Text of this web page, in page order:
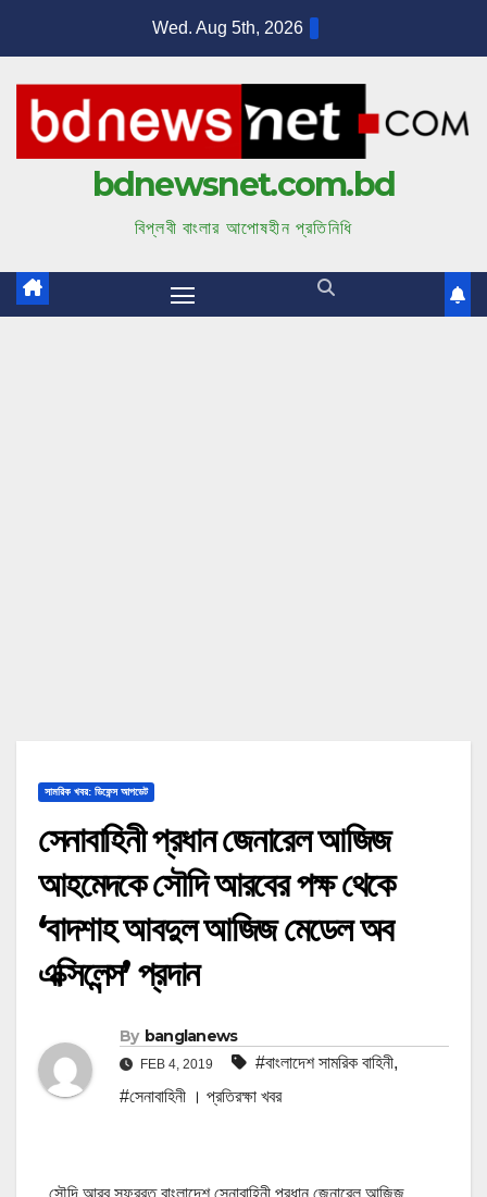
n
Wed. Aug 5th, 2026
bdnewsnet.com.bd
বিপ্লবী বাংলার আপোষহীন প্রতিনিধি
সামরিক খবর: ডিফেন্স আপডেট
সেনাবাহিনী প্রধান জেনারেল আজিজ
আহমেদকে সৌদি আরবের পক্ষ থেকে
‘বাদশাহ আবদুল আজিজ মেডেল অব
এক্সিলেন্স’ প্রদান
By banglanews
FEB 4, 2019 #বাংলাদেশ সামরিক বাহিনী,
#সেনাবাহিনী । প্রতিরক্ষা খবর
সৌদি আরব সফররত বাংলাদেশ সেনাবাহিনী প্রধান জেনারেল আজিজ